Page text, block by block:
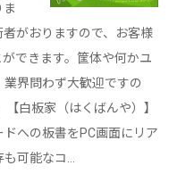
がおりますので、お客様
できます。筐体や何かユ
界問わず大歓迎ですの
白板家（はくばんや）】
への板書をPC画面にリア
可能なコ…